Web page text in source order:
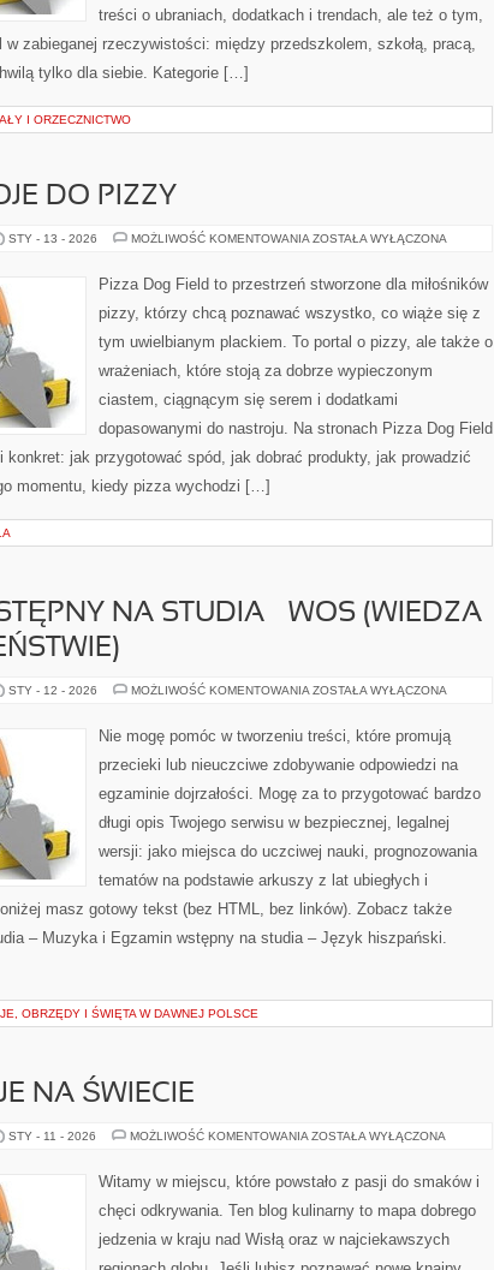
treści o ubraniach, dodatkach i trendach, ale też o tym,
w zabieganej rzeczywistości: między przedszkolem, szkołą, pracą,
tylko dla siebie. Kategorie […]
I ORZECZNICTWO
DO PIZZY
STY - 13 - 2026 MOŻLIWOŚĆ KOMENTOWANIA WINA
DO
PIZZY
ZOSTAŁA WYŁĄCZONA
Pizza Dog Field to przestrzeń stworzone dla miłośników
pizzy, którzy chcą poznawać wszystko, co wiąże się z
tym uwielbianym plackiem. To portal o pizzy, ale także o
wrażeniach, które stoją za dobrze wypieczonym
ciastem, ciągnącym się serem i dodatkami
dopasowanymi do nastroju. Na stronach Pizza Dog Field
konkret: jak przygotować spód, jak dobrać produkty, jak prowadzić
momentu, kiedy pizza wychodzi […]
NA STUDIA – WOS (WIEDZA
STY - 12 - 2026 MOŻLIWOŚĆ KOMENTOWANIA EGZAMIN
STUDIA
–
(WIEDZA
SPOŁECZEŃSTWIE)
ZOSTAŁA WYŁĄCZONA
Nie mogę pomóc w tworzeniu treści, które promują
przecieki lub nieuczciwe zdobywanie odpowiedzi na
egzaminie dojrzałości. Mogę za to przygotować bardzo
długi opis Twojego serwisu w bezpiecznej, legalnej
wersji: jako miejsca do uczciwej nauki, prognozowania
tematów na podstawie arkuszy z lat ubiegłych i
masz gotowy tekst (bez HTML, bez linków). Zobacz także
– Muzyka i Egzamin wstępny na studia – Język hiszpański.
OBRZĘDY I ŚWIĘTA W DAWNEJ POLSCE
NA ŚWIECIE
STY - 11 - 2026 MOŻLIWOŚĆ KOMENTOWANIA RESTAURACJE
ZOSTAŁA WYŁĄCZONA
Witamy w miejscu, które powstało z pasji do smaków i
chęci odkrywania. Ten blog kulinarny to mapa dobrego
jedzenia w kraju nad Wisłą oraz w najciekawszych